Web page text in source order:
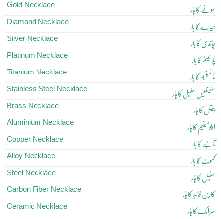
Gold Necklace سونے کا ہار
Diamond Necklace ہیرے کا ہار
Silver Necklace چاندی کا ہار
Platinum Necklace پلاٹینم کا ہار
Titanium Necklace ٹائٹینیم کا ہار
Stainless Steel Necklace سٹینلیس سٹیل کا ہار
Brass Necklace پیتل کا ہار
Aluminium Necklace ایلومینیم کا ہار
Copper Necklace تانبے کا ہار
Alloy Necklace کھوٹ کا ہار
Steel Necklace سٹیل کا ہار
Carbon Fiber Necklace کاربن فائبر کا ہار
Ceramic Necklace سرامک کا ہار